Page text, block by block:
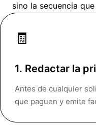
sino la secuencia
🧾
1. Redactar la
Antes de cualquier
que paguen y emite